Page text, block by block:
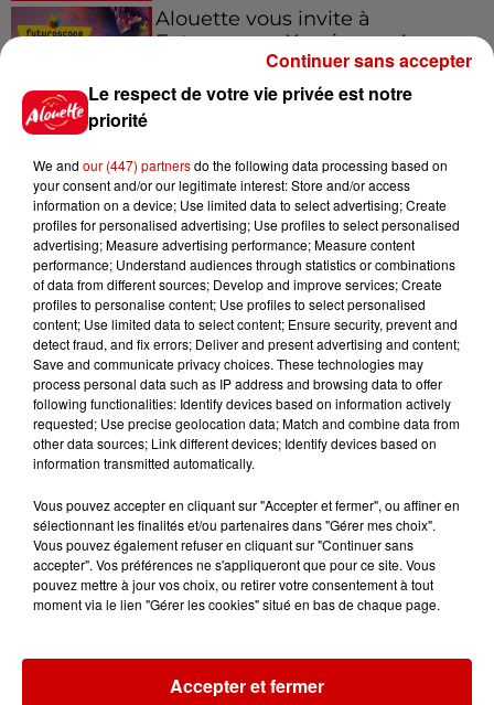
Alouette vous invite à
Futuroscope Xperiences !
Le Duel - Gagnez votre balade
en jet ski !
Podcasts Voir plus
Kelly Massol, figure
emblématique de
l'entrepreneuriat féminin
Aménager un school bus au
Canada et accueillir les bleus à
Boston,...
Le respect de votre vie privée est notre
priorité
We and our (447) partnersdo the following data processing based on
your consent and/or our legitimate interest: Store and/or access
information on a device; Use limited data to select advertising; Create
profiles for personalised advertising; Use profiles to select personalised
advertising; Measure advertising performance; Measure content
performance; Understand audiences through statistics or combinations
of data from different sources; Develop and improve services; Create
profiles to personalise content; Use profiles to select personalised
content; Use limited data to select content; Ensure security, prevent and
detect fraud, and fix errors; Deliver and present advertising and content;
Save and communicate privacy choices. These technologies may
process personal data such as IP address and browsing data to offer
following functionalities: Identify devices based on information actively
requested; Use precise geolocation data; Match and combine data from
other data sources; Link different devices; Identify devices based on
information transmitted automatically.
Vous pouvez accepter en cliquant sur "Accepter et fermer", ou affiner en
sélectionnant les finalités et/ou partenaires dans "Gérer mes choix".
Vous pouvez également refuser en cliquant sur "Continuer sans
accepter". Vos préférences ne s'appliqueront que pour ce site. Vous
pouvez mettre à jour vos choix, ou retirer votre consentement à tout
moment via le lien "Gérer les cookies" situé en bas de chaque page.
Accepter et fermer
Continuer sans accepter